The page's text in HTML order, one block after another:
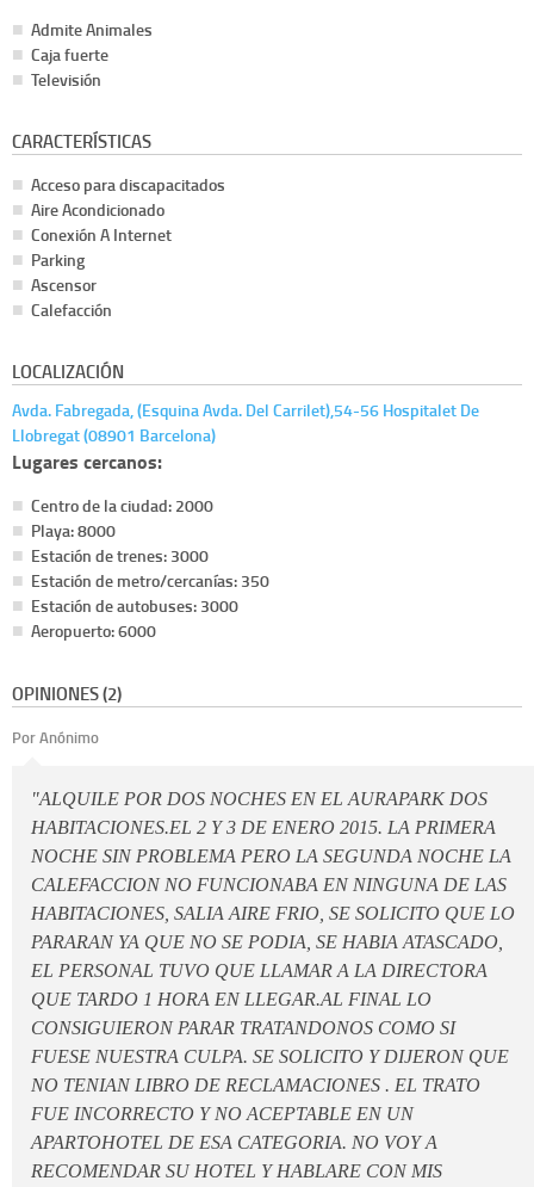
Admite Animales
Caja fuerte
Televisión
CARACTERÍSTICAS
Acceso para discapacitados
Aire Acondicionado
Conexión A Internet
Parking
Ascensor
Calefacción
LOCALIZACIÓN
Avda. Fabregada, (Esquina Avda. Del Carrilet),54-56 Hospitalet De
Llobregat (08901 Barcelona)
Lugares cercanos:
Centro de la ciudad: 2000
Playa: 8000
Estación de trenes: 3000
Estación de metro/cercanías: 350
Estación de autobuses: 3000
Aeropuerto: 6000
OPINIONES (2)
Por Anónimo
"ALQUILE POR DOS NOCHES EN EL AURAPARK DOS
HABITACIONES.EL 2 Y 3 DE ENERO 2015. LA PRIMERA
NOCHE SIN PROBLEMA PERO LA SEGUNDA NOCHE LA
CALEFACCION NO FUNCIONABA EN NINGUNA DE LAS
HABITACIONES, SALIA AIRE FRIO, SE SOLICITO QUE LO
PARARAN YA QUE NO SE PODIA, SE HABIA ATASCADO,
EL PERSONAL TUVO QUE LLAMAR A LA DIRECTORA
QUE TARDO 1 HORA EN LLEGAR.AL FINAL LO
CONSIGUIERON PARAR TRATANDONOS COMO SI
FUESE NUESTRA CULPA. SE SOLICITO Y DIJERON QUE
NO TENIAN LIBRO DE RECLAMACIONES . EL TRATO
FUE INCORRECTO Y NO ACEPTABLE EN UN
APARTOHOTEL DE ESA CATEGORIA. NO VOY A
RECOMENDAR SU HOTEL Y HABLARE CON MIS